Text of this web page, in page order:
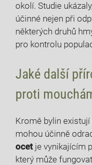
okolí. Studie
účinné nejen při
některých druhů
pro kontrolu
Jaké další
proti
Kromě bylin
mohou účinně
ocet je vynikajícím
který může